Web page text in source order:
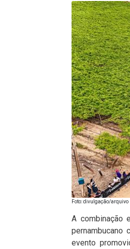
Foto: divulgação/arquivo
A combinação
pernambucano
evento